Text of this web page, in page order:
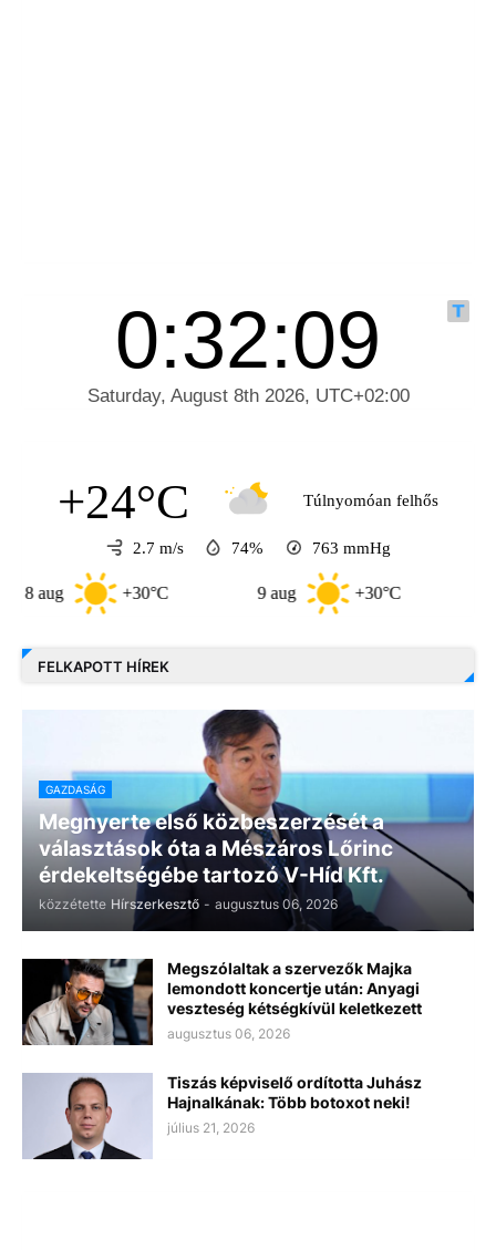
+24°C Túlnyomóan felhős
2.7 m/s 74% 763 mmHg
+30°C 9 aug +30°C 10 aug
FELKAPOTT HÍREK
GAZDASÁG
Megnyerte első közbeszerzését a
választások óta a Mészáros Lőrinc
érdekeltségébe tartozó V-Híd Kft.
közzétette Hírszerkesztő - augusztus 06, 2026
Megszólaltak a szervezők Majka
lemondott koncertje után: Anyagi
veszteség kétségkívül keletkezett
augusztus 06, 2026
Tiszás képviselő ordította Juhász
Hajnalkának: Több botoxot neki!
július 21, 2026